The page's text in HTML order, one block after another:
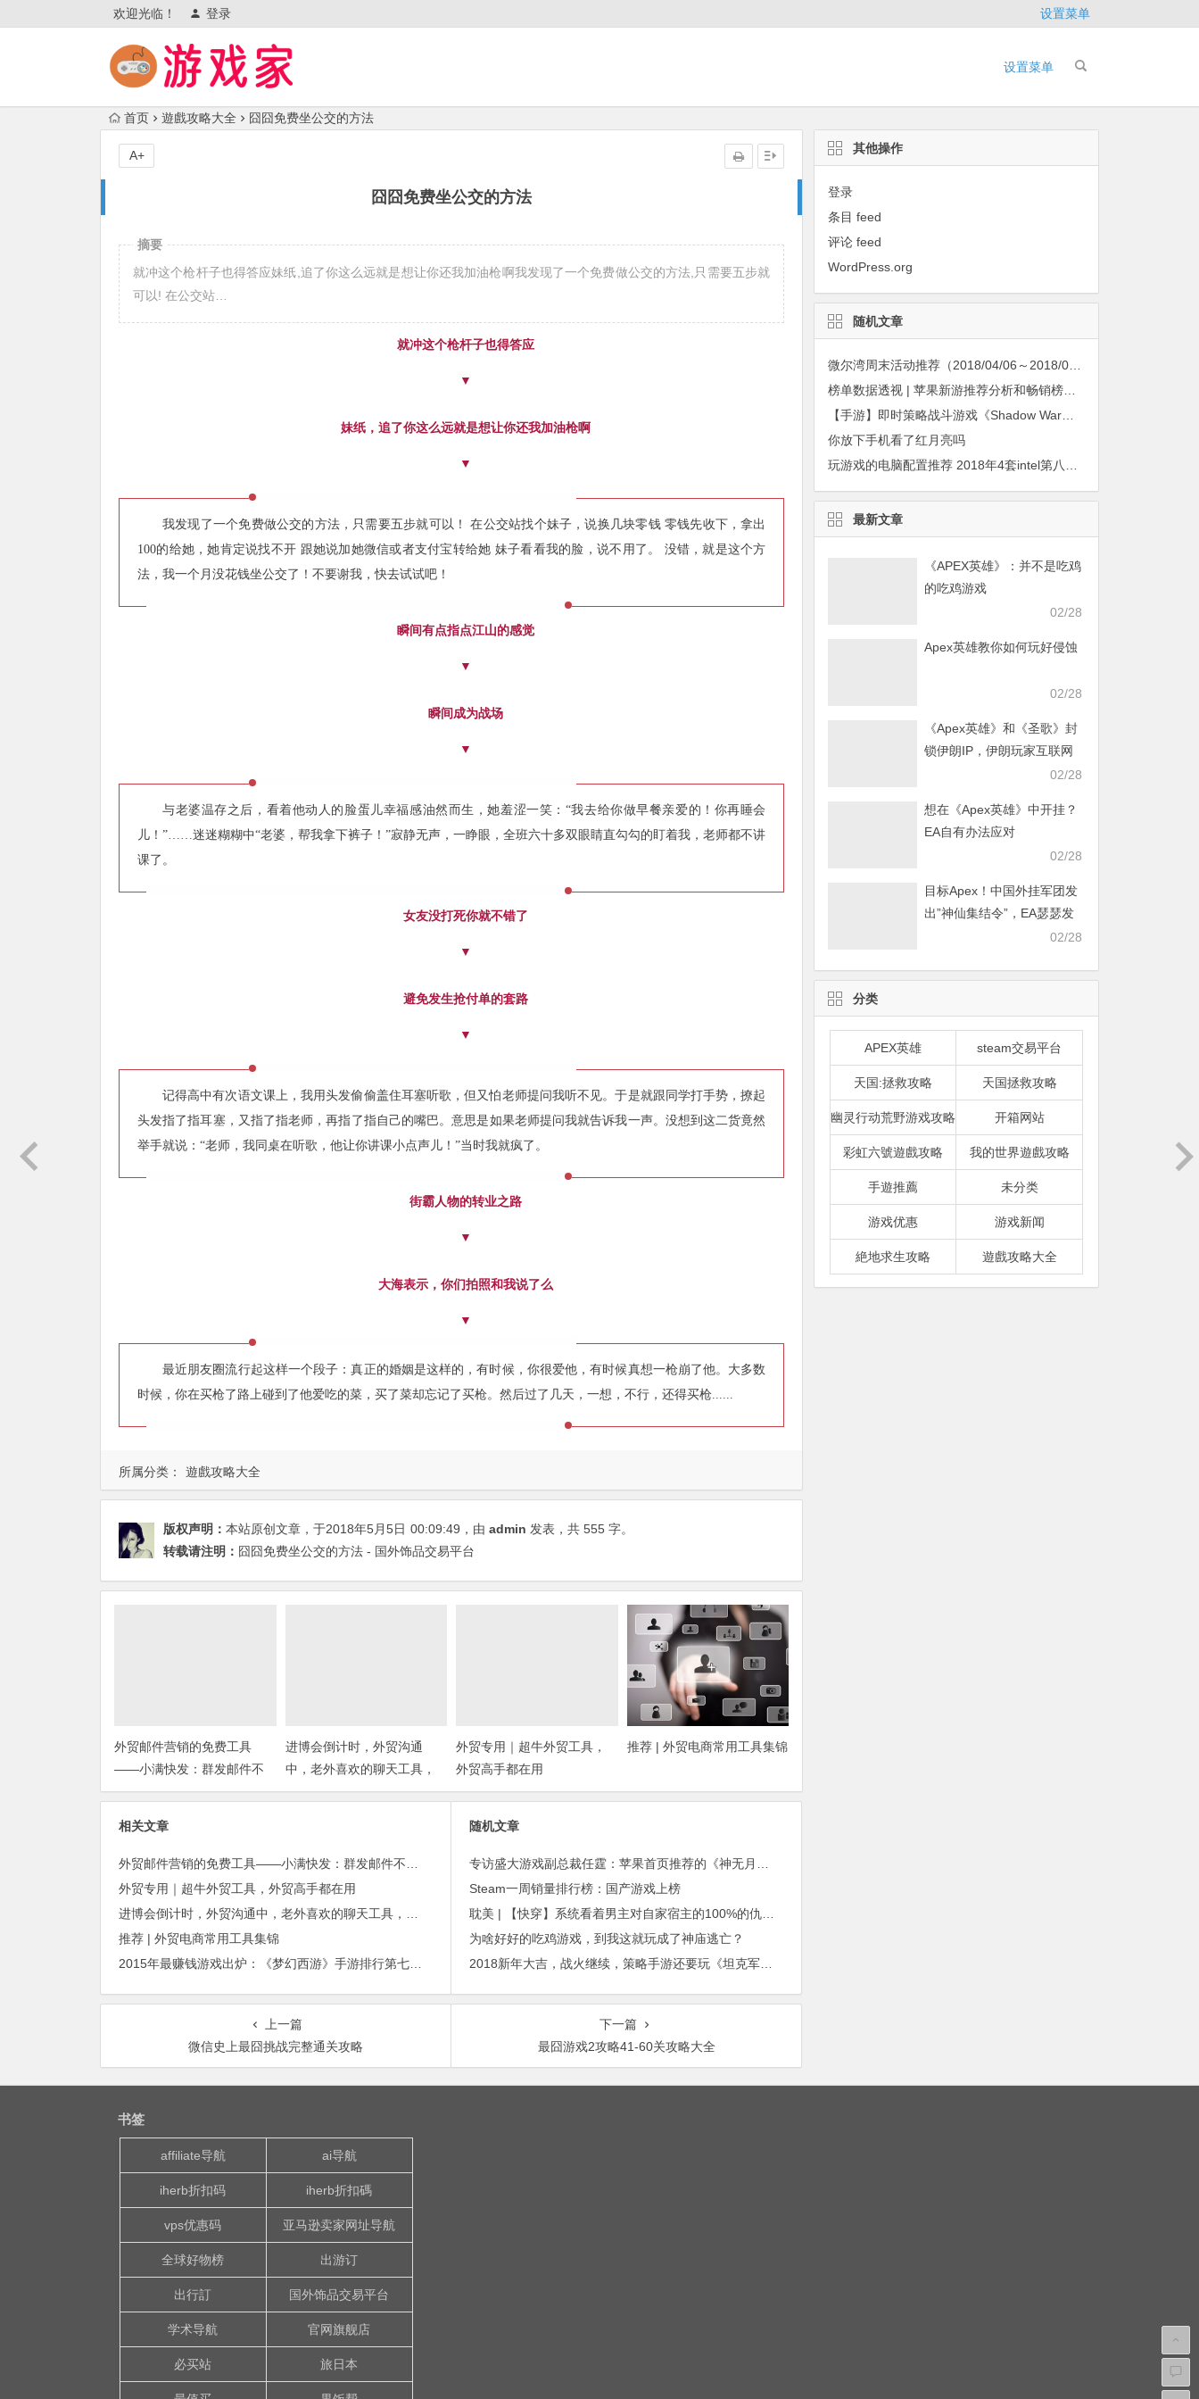
欢迎光临！ 登录 设置菜单
设置菜单
首页 遊戲攻略大全 囧囧免费坐公交的方法
囧囧免费坐公交的方法
A+
所属分类： 遊戲攻略大全
摘要
就冲这个枪杆子也得答应妹纸,追了你这么远就是想让你还我加油枪啊我发现了一个免费做公交的方法,只需要五步就
可以! 在公交站…
就冲这个枪杆子也得答应
▼
妹纸，追了你这么远就是想让你还我加油枪啊
▼
我发现了一个免费做公交的方法，只需要五步就可以！ 在公交站找个妹子，说换几块零钱 零钱先收下，拿出
100的给她，她肯定说找不开 跟她说加她微信或者支付宝转给她 妹子看看我的脸，说不用了。 没错，就是这个方
法，我一个月没花钱坐公交了！不要谢我，快去试试吧！
瞬间有点指点江山的感觉
▼
瞬间成为战场
▼
与老婆温存之后，看着他动人的脸蛋儿幸福感油然而生，她羞涩一笑：“我去给你做早餐亲爱的！你再睡会
儿！”……迷迷糊糊中“老婆，帮我拿下裤子！”寂静无声，一睁眼，全班六十多双眼睛直勾勾的盯着我，老师都不讲
课了。
女友没打死你就不错了
▼
避免发生抢付单的套路
▼
记得高中有次语文课上，我用头发偷偷盖住耳塞听歌，但又怕老师提问我听不见。于是就跟同学打手势，撩起
头发指了指耳塞，又指了指老师，再指了指自己的嘴巴。意思是如果老师提问我就告诉我一声。没想到这二货竟然
举手就说：“老师，我同桌在听歌，他让你讲课小点声儿！”当时我就疯了。
街霸人物的转业之路
▼
大海表示，你们拍照和我说了么
▼
最近朋友圈流行起这样一个段子：真正的婚姻是这样的，有时候，你很爱他，有时候真想一枪崩了他。大多数
时候，你在买枪了路上碰到了他爱吃的菜，买了菜却忘记了买枪。然后过了几天，一想，不行，还得买枪......
版权声明： 本站原创文章，于2018年5月5日 00:09:49 ，由 admin 发表，共 555 字。
转载请注明： 囧囧免费坐公交的方法 - 国外饰品交易平台
外贸邮件营销的免费工具
——小满快发：群发邮件不
担心IP被封
进博会倒计时，外贸沟通
中，老外喜欢的聊天工具，
你知道几种？
外贸专用｜超牛外贸工具，
外贸高手都在用
推荐 | 外贸电商常用工具集锦
相关文章
外贸邮件营销的免费工具——小满快发：群发邮件不担心IP被封
外贸专用｜超牛外贸工具，外贸高手都在用
进博会倒计时，外贸沟通中，老外喜欢的聊天工具，你知道几种？
推荐 | 外贸电商常用工具集锦
2015年最赚钱游戏出炉：《梦幻西游》手游排行第七，腾讯总收入进前三
随机文章
专访盛大游戏副总裁任霆：苹果首页推荐的《神无月》如何做到畅销Top 10？
Steam一周销量排行榜：国产游戏上榜
耽美 | 【快穿】系统看着男主对自家宿主的100%的仇恨值：这应该是个假男主。
为啥好好的吃鸡游戏，到我这就玩成了神庙逃亡？
2018新年大吉，战火继续，策略手游还要玩《坦克军团：红警归来》！
上一篇
微信史上最囧挑战完整通关攻略
下一篇
最囧游戏2攻略41-60关攻略大全
其他操作
登录
条目 feed
评论 feed
WordPress.org
随机文章
微尔湾周末活动推荐（2018/04/06～2018/04/08）
榜单数据透视 | 苹果新游推荐分析和畅销榜观察【第二期】
【手游】即时策略战斗游戏《Shadow War》寻发行商及渠道
你放下手机看了红月亮吗
最新文章
《APEX英雄》：并不是吃鸡
的吃鸡游戏
02/28
Apex英雄教你如何玩好侵蚀
02/28
《Apex英雄》和《圣歌》封
锁伊朗IP，伊朗玩家互联网
02/28
想在《Apex英雄》中开挂？
EA自有办法应对
02/28
目标Apex！中国外挂军团发
出”神仙集结令”，EA瑟瑟发
02/28
分类
APEX英雄 steam交易平台
天国:拯救攻略 天国拯救攻略
幽灵行动荒野游戏攻略 开箱网站
彩虹六號遊戲攻略 我的世界遊戲攻略
手遊推薦 未分类
游戏优惠 游戏新闻
絶地求生攻略 遊戲攻略大全
书签
affiliate导航 ai导航
iherb折扣码 iherb折扣碼
vps优惠码 亚马逊卖家网址导航
全球好物榜 出游订
出行訂 国外饰品交易平台
学术导航 官网旗舰店
必买站 旅日本